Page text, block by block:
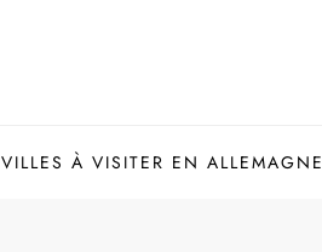
VILLES À VISITER EN ALLEMAGNE